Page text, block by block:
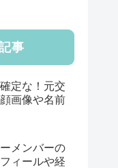
事
定な！元交
画像や名前
メンバーの
ィールや経